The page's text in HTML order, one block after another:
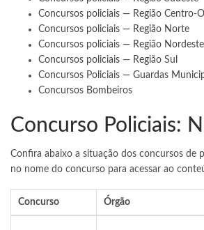
Concursos policiais — Região Centro-
Concursos policiais — Região Norte
Concursos policiais — Região Nordeste
Concursos policiais — Região Sul
Concursos Policiais — Guardas
Concursos Bombeiros
Concurso Policiais:
Confira abaixo a situação dos concursos de
no nome do concurso para acessar ao
Concurso Órgão